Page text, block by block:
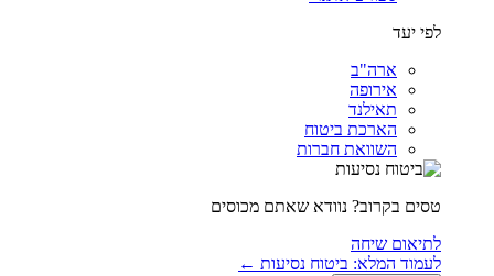
לפי יעד
ארה"ב
אירופה
תאילנד
הארכת ביטוח
השוואת חברות
טסים בקרוב? נוודא שאתם מכוסים
לתיאום שיחה
לעמוד המלא: ביטוח נסיעות ←